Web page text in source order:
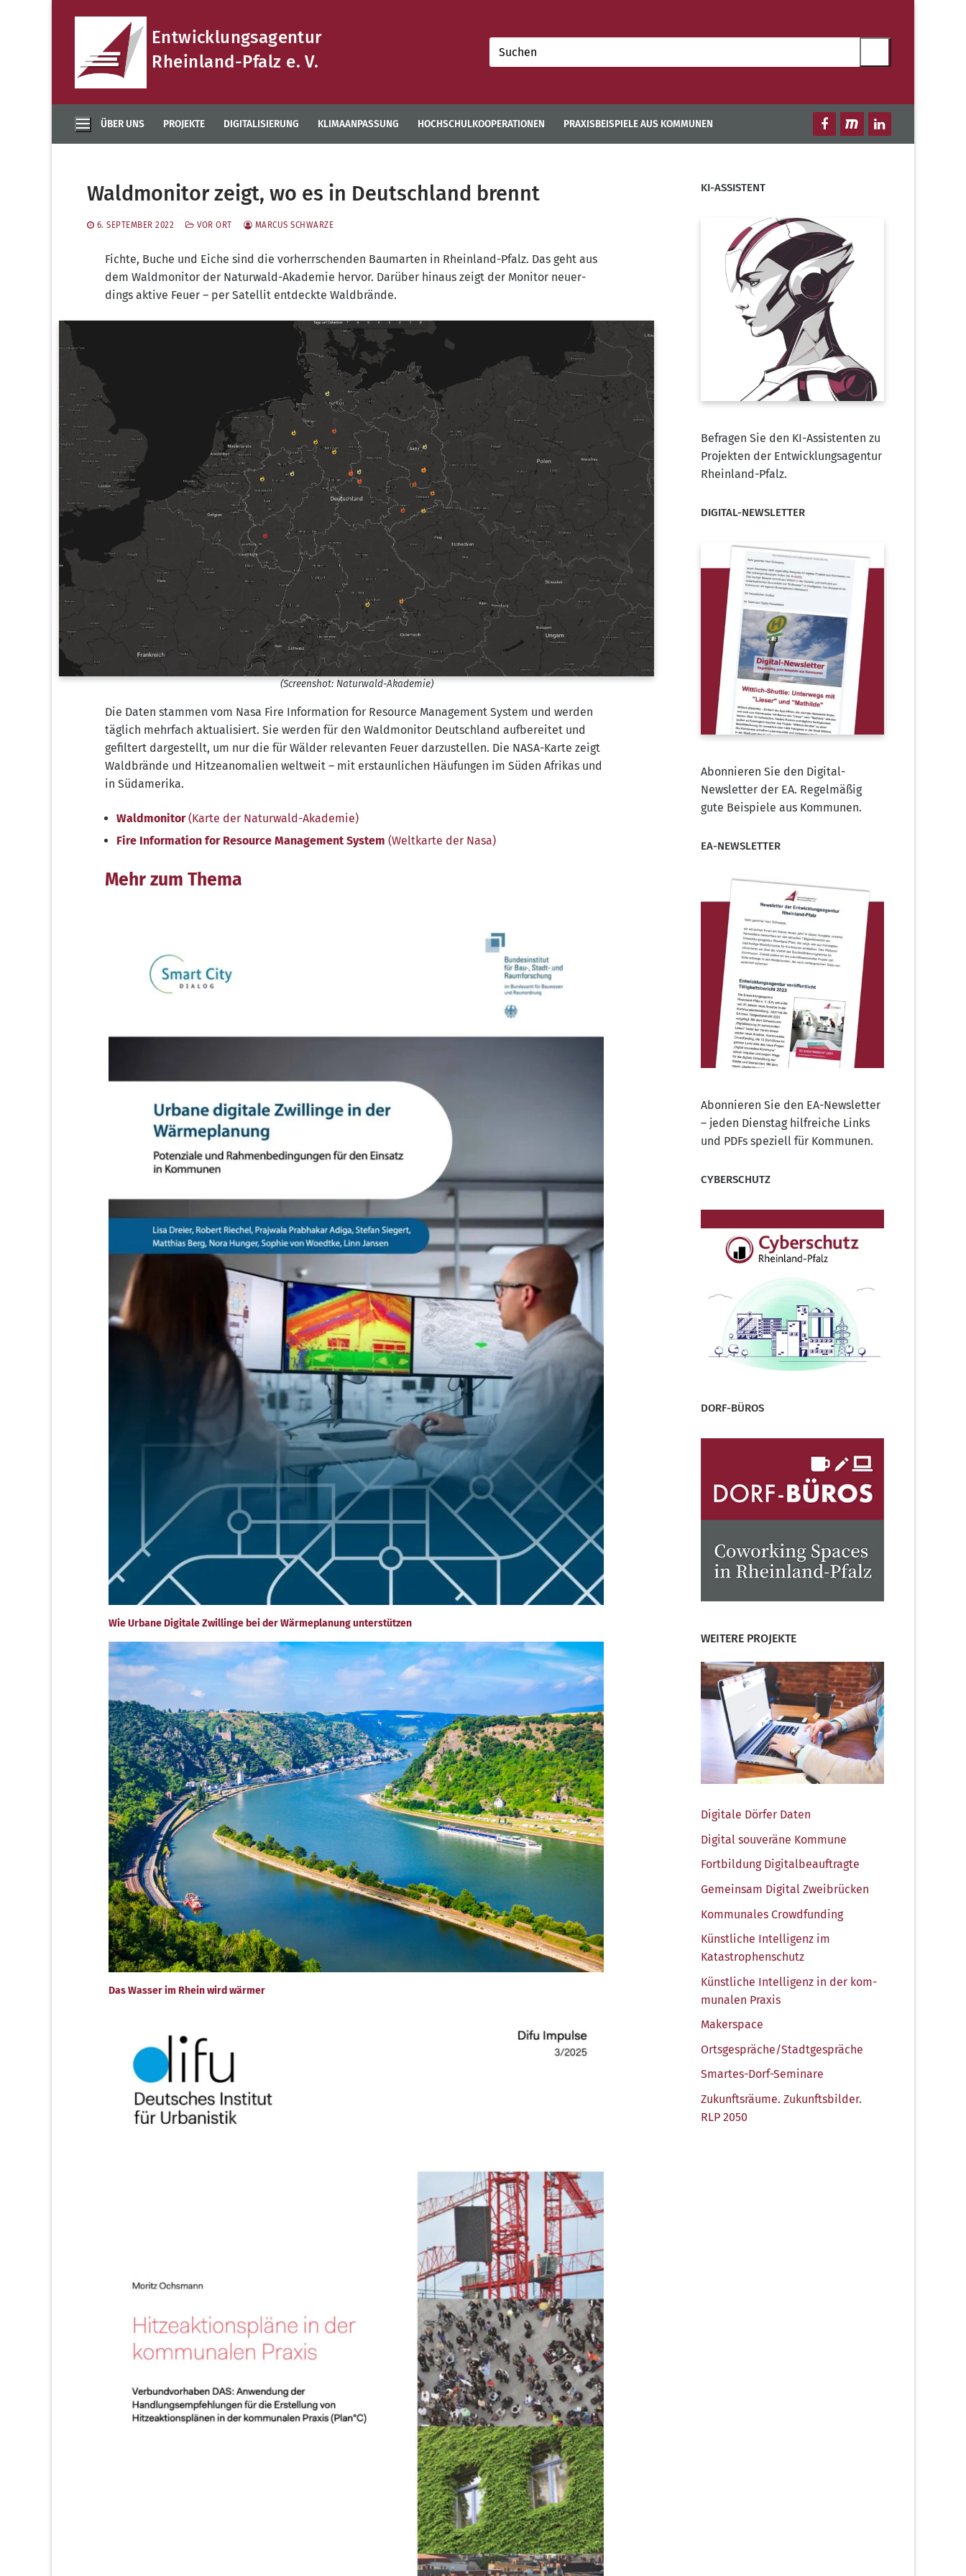
Entwicklungsagentur
Rheinland-Pfalz e. V.
Suchen
nach:
ÜBER UNS PROJEKTE DIGITALISIERUNG KLIMAANPASSUNG HOCHSCHULKOOPERATIONEN PRAXISBEISPIELE AUS KOMMUNEN
Waldmonitor zeigt, wo es in Deutschland brennt
6. SEPTEMBER 2022 VOR ORT MARCUS SCHWARZE
Fich­te, Buche und Eiche sind die vor­herr­schen­den Baum­ar­ten in Rhein­land-Pfalz. Das geht aus
dem Wald­mo­ni­tor der Natur­wald-Aka­de­mie her­vor. Dar­über hin­aus zeigt der Moni­tor neu­er­
dings akti­ve Feu­er – per Satel­lit ent­deck­te Waldbrände.
(Screen­shot: Naturwald-Akademie)
Die Daten stam­men vom Nasa Fire Infor­ma­ti­on for Resour­ce Manage­ment Sys­tem und wer­den
täg­lich mehr­fach aktua­li­siert. Sie wer­den für den Wald­mo­ni­tor Deutsch­land auf­be­rei­tet und
gefil­tert dar­ge­stellt, um nur die für Wäl­der rele­van­ten Feu­er dar­zu­stel­len. Die NASA-Kar­te zeigt
Wald­brän­de und Hit­ze­an­oma­lien welt­weit – mit erstaun­li­chen Häu­fun­gen im Süden Afri­kas und
in Südamerika.
Wald­mo­ni­tor(Kar­te der Naturwald-Akademie)
Fire Infor­ma­ti­on for Resour­ce Manage­ment Sys­tem (Welt­kar­te der Nasa)
Mehr zum Thema
Wie Urbane Digitale Zwillinge bei der Wärmeplanung unterstützen
Das Wasser im Rhein wird wärmer
KI-ASSISTENT
Befragen Sie den KI-Assistenten zu
Projekten der Entwicklungsagentur
Rheinland-Pfalz.
DIGITAL-NEWSLETTER
Abonnieren Sie den Digital-
Newsletter der EA. Regelmäßig
gute Beispiele aus Kommunen.
EA-NEWSLETTER
Abonnieren Sie den EA-Newsletter
– jeden Dienstag hilfreiche Links
und PDFs speziell für Kommunen.
CYBERSCHUTZ
DORF-BÜROS
WEITERE PROJEKTE
Digi­ta­le Dör­fer Daten
Digi­tal sou­ve­rä­ne Kommune
Fort­bil­dung Digitalbeauftragte
Gemein­sam Digi­tal Zweibrücken
Kom­mu­na­les Crowdfunding
Künst­li­che Intel­li­genz im
Katastrophenschutz
Künst­li­che Intel­li­genz in der kom­
mu­na­len Praxis
Maker­space
Ortsgespräche/​Stadtgespräche
Smar­tes-Dorf-Semi­na­re
Zukunfts­räu­me. Zukunfts­bil­der.
RLP 2050